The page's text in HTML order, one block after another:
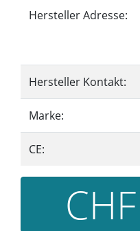
Hersteller Adresse:
Hersteller Kontakt:
Marke:
CE: